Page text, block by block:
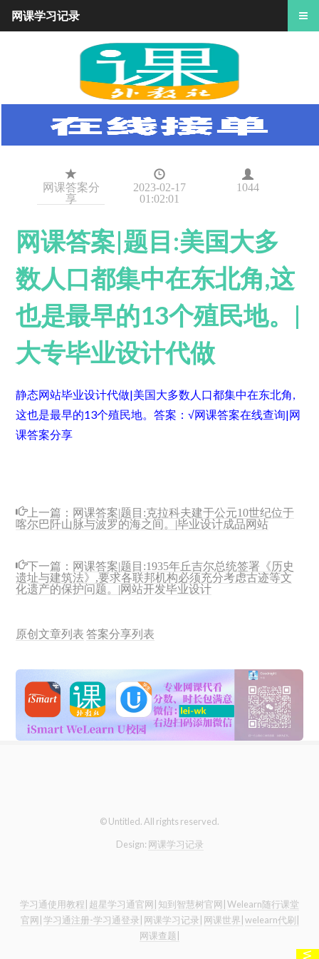
网课答案分
享
2023-02-17
01:02:01
1044
网课答案|题目:美国大多
数人口都集中在东北角,这
也是最早的13个殖民地。|
大专毕业设计代做
静态网站毕业设计代做|美国大多数人口都集中在东北角,
这也是最早的13个殖民地。答案：√网课答案在线查询|网
课答案分享
上一篇： 网课答案|题目:克拉科夫建于公元10世纪位于
喀尔巴阡山脉与波罗的海之间。|毕业设计成品网站
下一篇： 网课答案|题目:1935年丘吉尔总统签署《历史
遗址与建筑法》,要求各联邦机构必须充分考虑古迹等文
化遗产的保护问题。|网站开发毕业设计
原创文章列表 答案分享列表
© Untitled. All rights reserved.
Design: 网课学习记录
学习通使用教程| 超星学习通官网| 知到智慧树官网| Welearn随行课堂
官网| 学习通注册-学习通登录| 网课学习记录| 网课世界| welearn代刷|
网课查题|
网课学习记录